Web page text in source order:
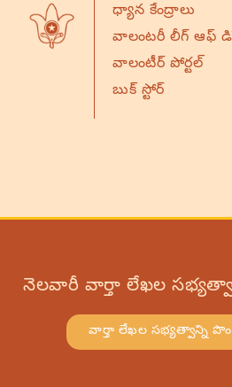
ధ్యాన కేంద్రాలు
వాలంటరీ లీగ్ ఆఫ్
వాలంటీర్ పోర్టల్
బుక్ స్టోర్
నెలవారీ వార్తా లేఖల
వార్తా లేఖల సభ్యత్వాన్ని